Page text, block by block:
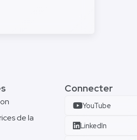
de la
Connecter
YouTube
LinkedIn